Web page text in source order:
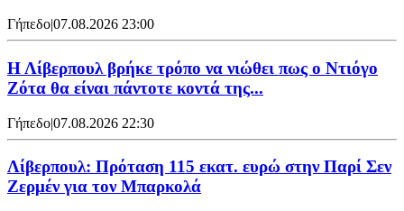
Γήπεδο|07.08.2026 23:00
Η Λίβερπουλ βρήκε τρόπο να νιώθει πως ο Ντιόγο
Ζότα θα είναι πάντοτε κοντά της...
Γήπεδο|07.08.2026 22:30
Λίβερπουλ: Πρόταση 115 εκατ. ευρώ στην Παρί Σεν
Ζερμέν για τον Μπαρκολά